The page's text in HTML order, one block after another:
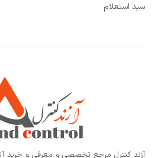
سبد استعلام
آزند کنترل مرجع تخصصی و معرفی و خرید